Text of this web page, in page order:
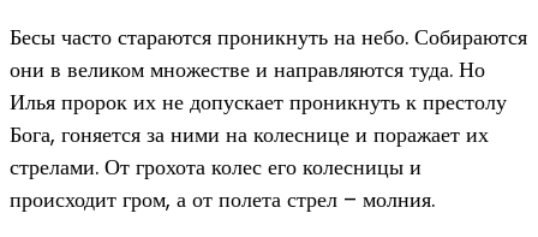
Бесы часто стараются проникнуть на небо. Собираются
они в великом множестве и направляются туда. Но
Илья пророк их не допускает проникнуть к престолу
Бога, гоняется за ними на колеснице и поражает их
стрелами. От грохота колес его колесницы и
происходит гром, а от полета стрел – молния.